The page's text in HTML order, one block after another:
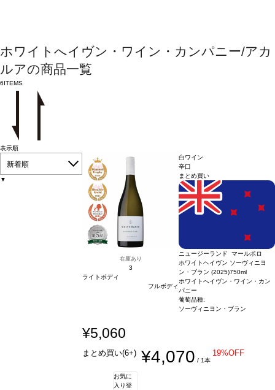
ホワイトへイヴン・ワイン・カンパニー/アカ
ルアの商品一覧
6ITEMS
表示順
新着順
▼
在庫あり
3
ライトボディ
フルボディ
白ワイン
辛口
まとめ買い
ニュージーランド マールボロ
ホワイトヘイヴン ソーヴィニヨ
ン・ブラン (2025)750ml
ホワイトへイヴン・ワイン・カン
パニー
葡萄品種:
ソーヴィニヨン・ブラン
¥5,060
まとめ買い(6+) ¥4,070 / 1本
19%OFF
お気に
入り登